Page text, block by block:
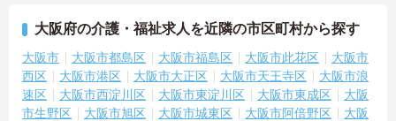
大阪府の介護・福祉求人を近隣の市区町村から探す
大阪市 大阪市都島区 大阪市福島区 大阪市此花区
大阪市
西区
大阪市港区 大阪市大正区 大阪市天王寺区
大阪市浪
速区
大阪市西淀川区 大阪市東淀川区 大阪市東成区
大阪
市生野区
大阪市旭区 大阪市城東区 大阪市阿倍野区
大阪